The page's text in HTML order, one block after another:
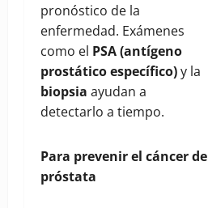
pronóstico de la
enfermedad. Exámenes
como el PSA (antígeno
prostático específico)y la
biopsia ayudan a
detectarlo a tiempo.
Para prevenir el cáncer de
próstata